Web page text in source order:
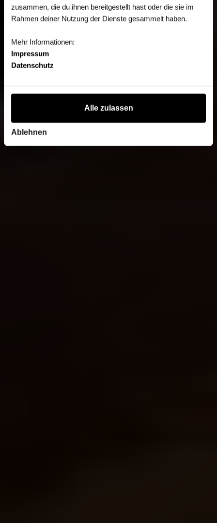
zusammen, die du ihnen bereitgestellt hast oder die sie im
Rahmen deiner Nutzung der Dienste gesammelt haben.
Mehr Informationen:
Impressum
Datenschutz
Alle zulassen
Ablehnen